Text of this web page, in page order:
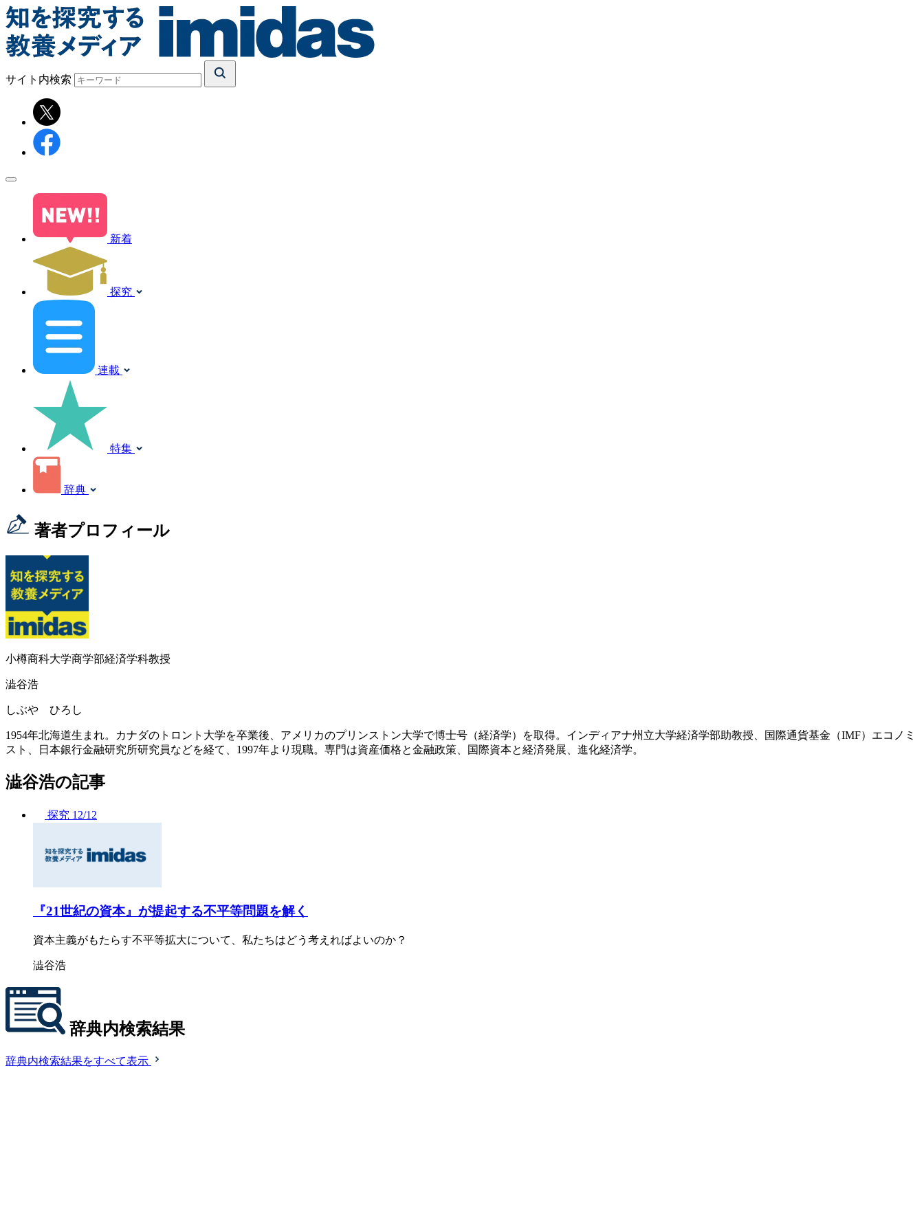
サイト内検索
新着
探究
連載
特集
辞典
著者プロフィール
小樽商科大学商学部経済学科教授
澁谷浩
しぶや ひろし
1954年北海道生まれ。カナダのトロント大学を卒業後、アメリカのプリンストン大学で博士号（経済学）を取得。インディアナ州立大学経済学部助教授、国際通貨基金（IMF）エコノミ
スト、日本銀行金融研究所研究員などを経て、1997年より現職。専門は資産価格と金融政策、国際資本と経済発展、進化経済学。
澁谷浩の記事
探究 12/12
『21世紀の資本』が提起する不平等問題を解く
資本主義がもたらす不平等拡大について、私たちはどう考えればよいのか？
澁谷浩
辞典内検索結果
辞典内検索結果をすべて表示